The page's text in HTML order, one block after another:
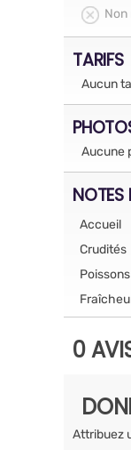
Non
TARIFS
Aucun
Aucune
NOTES
Accueil
Crudités
Poissons
0
Attribuez